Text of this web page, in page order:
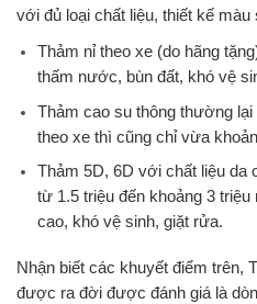
với đủ loại chất liệu, thiết kế màu
Thảm nỉ theo xe (do hãng
thấm nước, bùn đất, khó vệ
Thảm cao su thông thường
theo xe thì cũng chỉ vừa
Thảm 5D, 6D với chất liệu da
từ 1.5 triệu đến khoảng 3
cao, khó vệ sinh, giặt rửa.
Nhận biết các khuyết điểm trên,
được ra đời được đánh giá là